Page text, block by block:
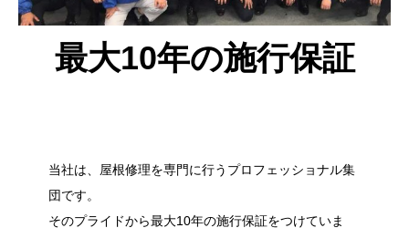
最大10年の施行保証
当社は、屋根修理を専門に行うプロフェッショナル集
団です。
そのプライドから最大10年の施行保証をつけていま